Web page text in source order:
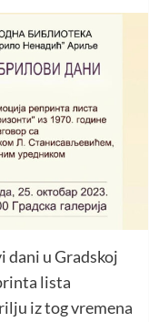
u Gradskoj
lista
iz tog vremena